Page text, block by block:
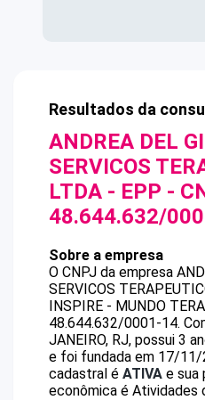
Resultados da
ANDREA DEL
SERVICOS
LTDA - EPP -
48.644.632/
Sobre a empresa
O CNPJ da empresa
SERVICOS
INSPIRE - MUNDO
48.644.632/0001-14.
JANEIRO, RJ, possui 3
e foi fundada em 17/11/
cadastral é ATIVA e sua
econômica é Atividades